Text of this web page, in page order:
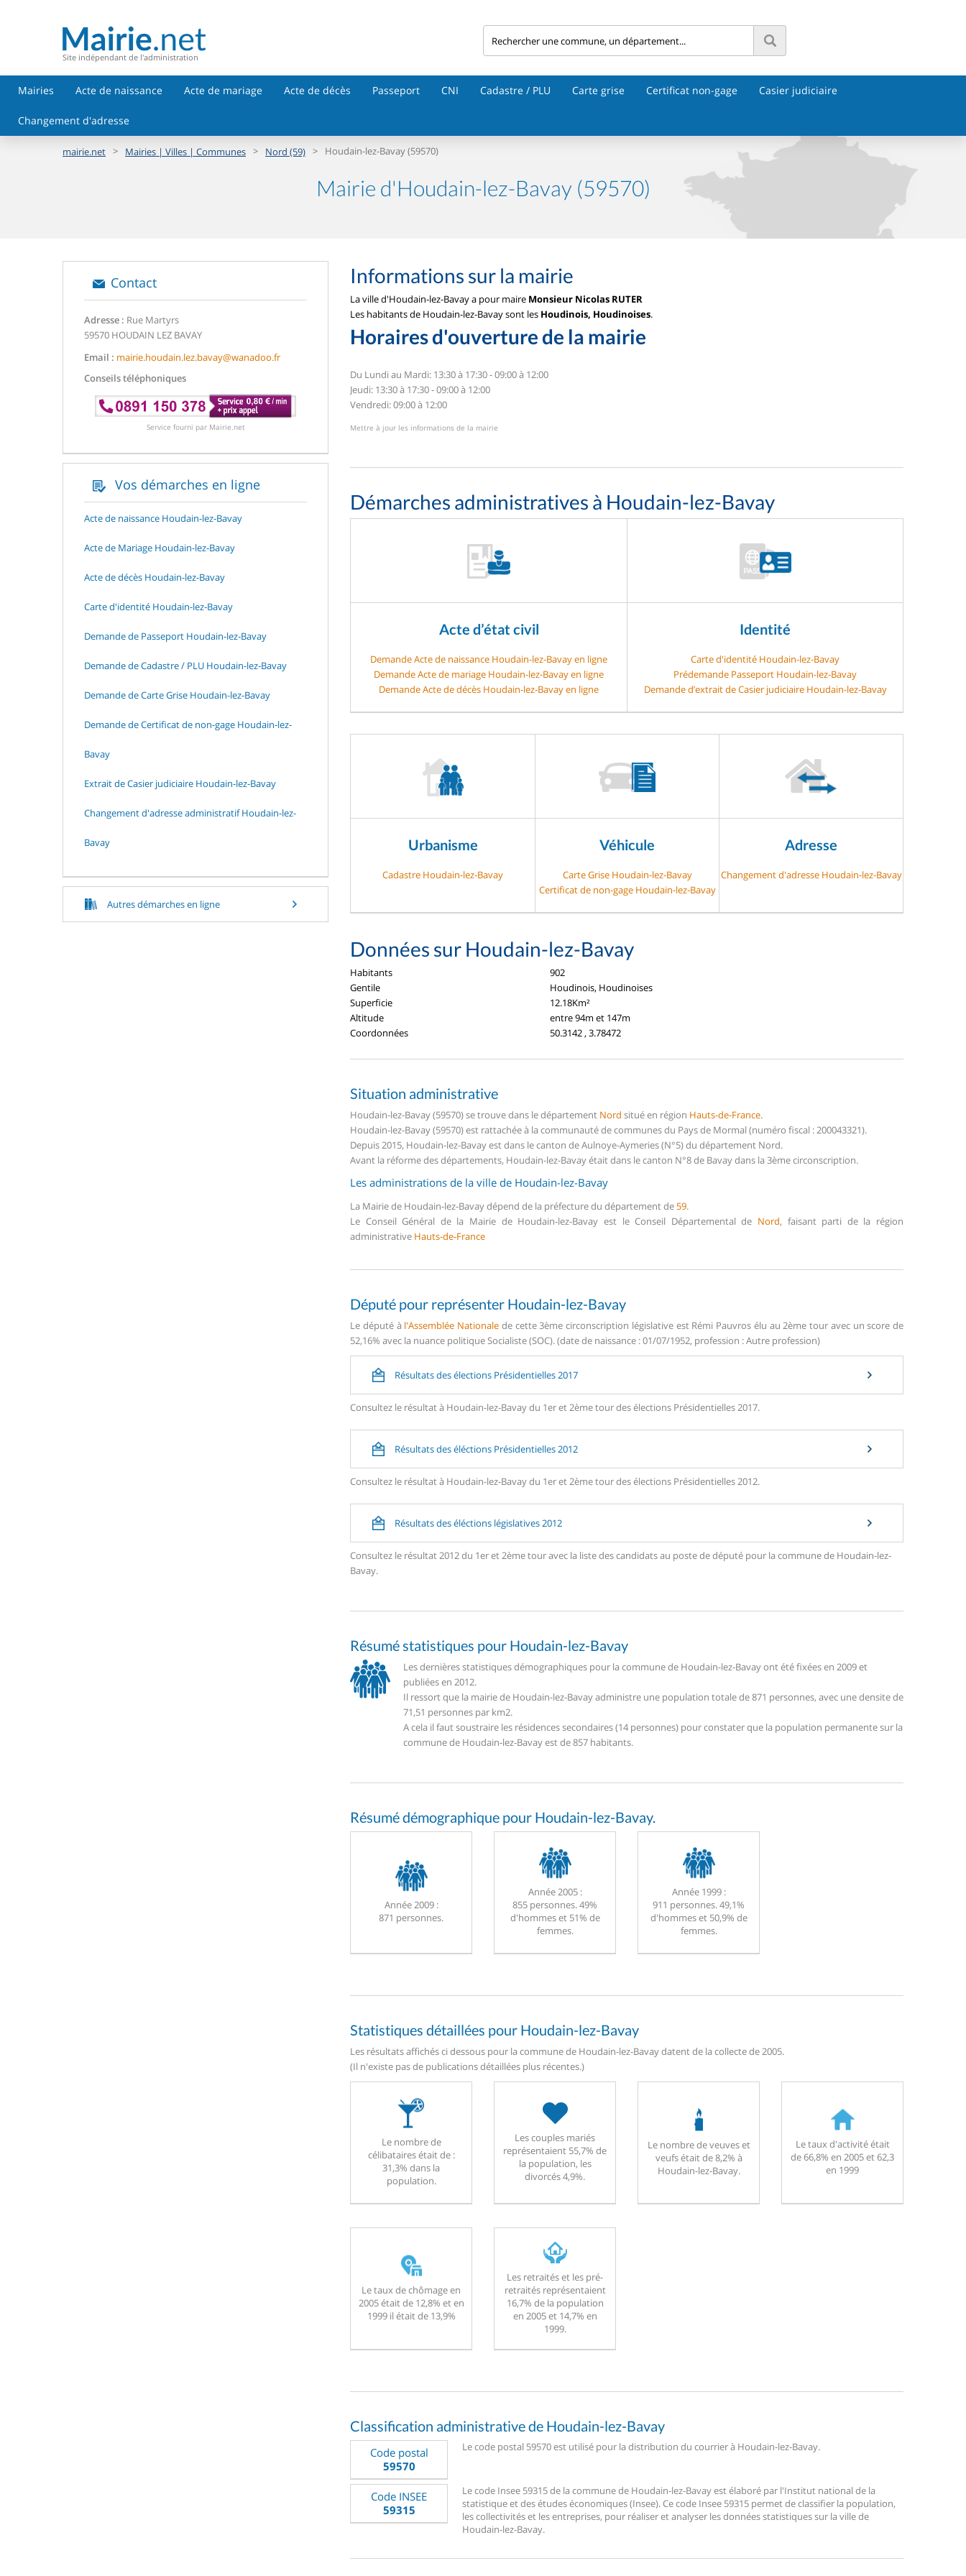
Site indépendant de l'administration
Mairies Acte de naissance Acte de mariage Acte de décès Passeport CNI Cadastre / PLU Carte grise Certificat non-gage Casier judiciaire
Changement d'adresse
mairie.net > Mairies | Villes | Communes > Nord (59) > Houdain-lez-Bavay (59570)
Mairie d'Houdain-lez-Bavay (59570)
Contact
Adresse : Rue Martyrs
59570 HOUDAIN LEZ BAVAY
Email : mairie.houdain.lez.bavay@wanadoo.fr
Conseils téléphoniques
Service fourni par Mairie.net
Vos démarches en ligne
Acte de naissance Houdain-lez-Bavay
Acte de Mariage Houdain-lez-Bavay
Acte de décès Houdain-lez-Bavay
Carte d'identité Houdain-lez-Bavay
Demande de Passeport Houdain-lez-Bavay
Demande de Cadastre / PLU Houdain-lez-Bavay
Demande de Carte Grise Houdain-lez-Bavay
Demande de Certificat de non-gage Houdain-lez-
Bavay
Extrait de Casier judiciaire Houdain-lez-Bavay
Changement d'adresse administratif Houdain-lez-
Bavay
Autres démarches en ligne
Informations sur la mairie
La ville d'Houdain-lez-Bavay a pour maire Monsieur Nicolas RUTER
Les habitants de Houdain-lez-Bavay sont les Houdinois, Houdinoises.
Horaires d'ouverture de la mairie
Du Lundi au Mardi: 13:30 à 17:30 - 09:00 à 12:00
Jeudi: 13:30 à 17:30 - 09:00 à 12:00
Vendredi: 09:00 à 12:00
Mettre à jour les informations de la mairie
Démarches administratives à Houdain-lez-Bavay
Acte d’état civil
Demande Acte de naissance Houdain-lez-Bavay en ligne
Demande Acte de mariage Houdain-lez-Bavay en ligne
Demande Acte de décès Houdain-lez-Bavay en ligne
Identité
Carte d'identité Houdain-lez-Bavay
Prédemande Passeport Houdain-lez-Bavay
Demande d’extrait de Casier judiciaire Houdain-lez-Bavay
Urbanisme
Cadastre Houdain-lez-Bavay
Véhicule
Carte Grise Houdain-lez-Bavay
Certificat de non-gage Houdain-lez-Bavay
Adresse
Changement d'adresse Houdain-lez-Bavay
Données sur Houdain-lez-Bavay
Habitants
902
Gentile
Houdinois, Houdinoises
Superficie
12.18Km²
Altitude
entre 94m et 147m
Coordonnées
50.3142 , 3.78472
Situation administrative
Houdain-lez-Bavay (59570) se trouve dans le département Nord situé en région Hauts-de-France.
Houdain-lez-Bavay (59570) est rattachée à la communauté de communes du Pays de Mormal (numéro fiscal : 200043321).
Depuis 2015, Houdain-lez-Bavay est dans le canton de Aulnoye-Aymeries (N°5) du département Nord.
Avant la réforme des départements, Houdain-lez-Bavay était dans le canton N°8 de Bavay dans la 3ème circonscription.
Les administrations de la ville de Houdain-lez-Bavay
La Mairie de Houdain-lez-Bavay dépend de la préfecture du département de59.
Le Conseil Général de la Mairie de Houdain-lez-Bavay est le Conseil Départemental de Nord, faisant parti de la région
administrative Hauts-de-France
Député pour représenter Houdain-lez-Bavay
Le député à l'Assemblée Nationale de cette 3ème circonscription législative est Rémi Pauvros élu au 2ème tour avec un score de
52,16% avec la nuance politique Socialiste (SOC). (date de naissance : 01/07/1952, profession : Autre profession)
Résultats des élections Présidentielles 2017
Consultez le résultat à Houdain-lez-Bavay du 1er et 2ème tour des élections Présidentielles 2017.
Résultats des éléctions Présidentielles 2012
Consultez le résultat à Houdain-lez-Bavay du 1er et 2ème tour des élections Présidentielles 2012.
Résultats des éléctions législatives 2012
Consultez le résultat 2012 du 1er et 2ème tour avec la liste des candidats au poste de député pour la commune de Houdain-lez-
Bavay.
Résumé statistiques pour Houdain-lez-Bavay
Les dernières statistiques démographiques pour la commune de Houdain-lez-Bavay ont été fixées en 2009 et
publiées en 2012.
Il ressort que la mairie de Houdain-lez-Bavay administre une population totale de 871 personnes, avec une densite de
71,51 personnes par km2.
A cela il faut soustraire les résidences secondaires (14 personnes) pour constater que la population permanente sur la
commune de Houdain-lez-Bavay est de 857 habitants.
Résumé démographique pour Houdain-lez-Bavay.
Année 2009 :
871 personnes.
Année 2005 :
855 personnes. 49%
d'hommes et 51% de
femmes.
Année 1999 :
911 personnes. 49,1%
d'hommes et 50,9% de
femmes.
Statistiques détaillées pour Houdain-lez-Bavay
Les résultats affichés ci dessous pour la commune de Houdain-lez-Bavay datent de la collecte de 2005.
(Il n'existe pas de publications détaillées plus récentes.)
Le nombre de
célibataires était de :
31,3% dans la
population.
Les couples mariés
représentaient 55,7% de
la population, les
divorcés 4,9%.
Le nombre de veuves et
veufs était de 8,2% à
Houdain-lez-Bavay.
Le taux d'activité était
de 66,8% en 2005 et 62,3
en 1999
Le taux de chômage en
2005 était de 12,8% et en
1999 il était de 13,9%
Les retraités et les pré-
retraités représentaient
16,7% de la population
en 2005 et 14,7% en
1999.
Classification administrative de Houdain-lez-Bavay
Code postal
59570
Le code postal 59570 est utilisé pour la distribution du courrier à Houdain-lez-Bavay.
Code INSEE
59315
Le code Insee 59315 de la commune de Houdain-lez-Bavay est élaboré par l'Institut national de la
statistique et des études économiques (Insee). Ce code Insee 59315 permet de classifier la population,
les collectivités et les entreprises, pour réaliser et analyser les données statistiques sur la ville de
Houdain-lez-Bavay.